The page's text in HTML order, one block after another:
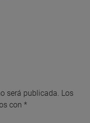
será publicada. Los
con *